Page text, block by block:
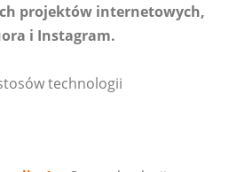
projektów internetowych,
i Instagram.